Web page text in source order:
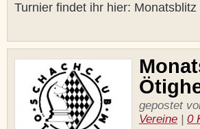
Turnier findet ihr hier:
gepostet
Vereine
0